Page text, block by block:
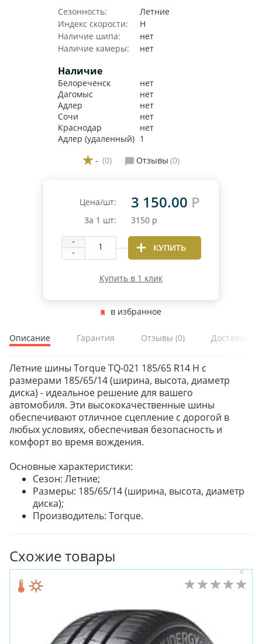
Сезонность:
Летние
Индекс скорости:
H
Наличие шипа:
нет
Наличие камеры:
нет
Наличие
Белореченск
нет
Дагомыс
нет
Адлер
нет
Сочи
нет
Краснодар
нет
Адлер (удаленный) 1
- (0) Отзывы (0)
Цена/шт: 3 150.00 Р
За 1 шт: 3150 р
КУПИТЬ
Купить в 1 клик
в избранное
Описание Гарантия Отзывы (0) Доставка и
Летние шины Torque TQ-021 185/65 R14 H с
размерами 185/65/14 (ширина, высота, диаметр
диска) - идеальное решение для вашего
автомобиля. Эти высококачественные шины
обеспечивают отличное сцепление с дорогой в
любых условиях, обеспечивая безопасность и
комфорт во время вождения.
Основные характеристики:
Сезон: Летние;
Размеры: 185/65/14 (ширина, высота, диаметр
диска);
Производитель: Torque.
Схожие товары